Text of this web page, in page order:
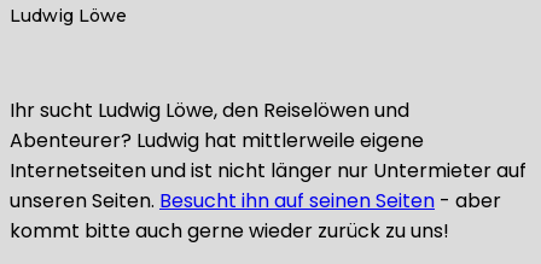
Ludwig Löwe
Ihr sucht Ludwig Löwe, den Reiselöwen und
Abenteurer? Ludwig hat mittlerweile eigene
Internetseiten und ist nicht länger nur Untermieter auf
unseren Seiten. Besucht ihn auf seinen Seiten - aber
kommt bitte auch gerne wieder zurück zu uns!